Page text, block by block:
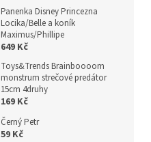
Panenka Disney Princezna
Locika/Belle a koník
Maximus/Phillipe
649 Kč
Toys&Trends Brainboooom
monstrum strečové predátor
15cm 4druhy
169 Kč
Černý Petr
59 Kč